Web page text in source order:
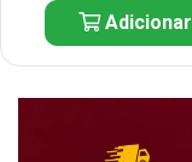
Adicionar